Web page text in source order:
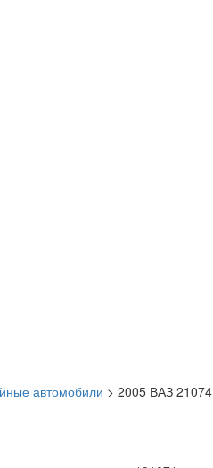
автомобили > 2005 ВАЗ 21074